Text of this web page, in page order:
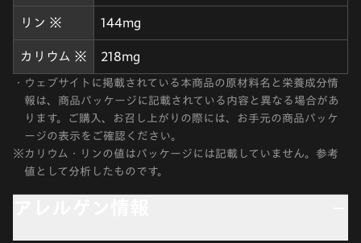
リン ※ 144mg
カリウム ※ 218mg
・ ウェブサイトに掲載されている本商品の原材料名と栄養成分情
報は、商品パッケージに記載されている内容と異なる場合があ
ります。ご購入、お召し上がりの際には、お手元の商品パッケ
ージの表示をご確認ください。
※ カリウム・リンの値はパッケージには記載していません。参考
値として分析したものです。